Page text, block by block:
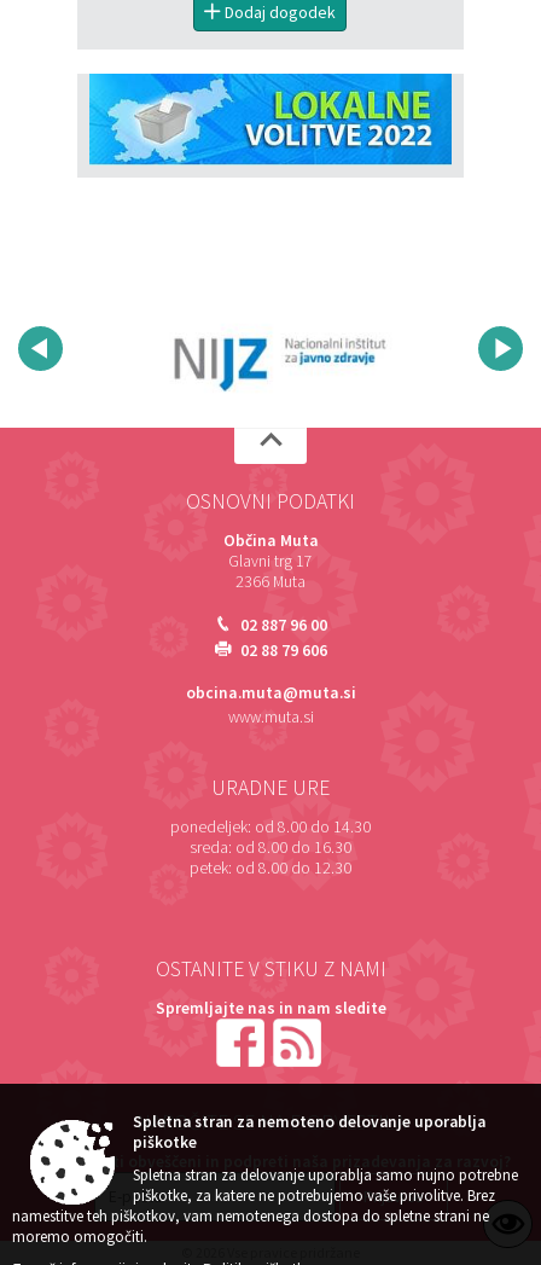
Dodaj dogodek
OSNOVNI PODATKI
Občina Muta
Glavni trg 17
2366 Muta
02 887 96 00
02 88 79 606
obcina.muta@muta.si
www.muta.si
URADNE URE
ponedeljek: od 8.00 do 14.30
sreda: od 8.00 do 16.30
petek: od 8.00 do 12.30
OSTANITE V STIKU Z NAMI
Spremljajte nas in nam sledite
NAROČITE SE NA E-OBVESTILA
Želite ostati obveščeni in podpreti naša prizadevanja za razvoj?
Spletna stran za nemoteno delovanje uporablja
piškotke
Spletna stran za delovanje uporablja samo nujno potrebne
piškotke, za katere ne potrebujemo vaše privolitve. Brez
namestitve teh piškotkov, vam nemotenega dostopa do spletne strani ne
moremo omogočiti.